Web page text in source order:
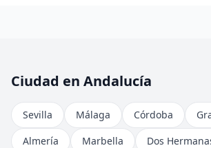
Ciudad en Andalucía
Sevilla Málaga Córdoba
Almería
Marbella
Dos